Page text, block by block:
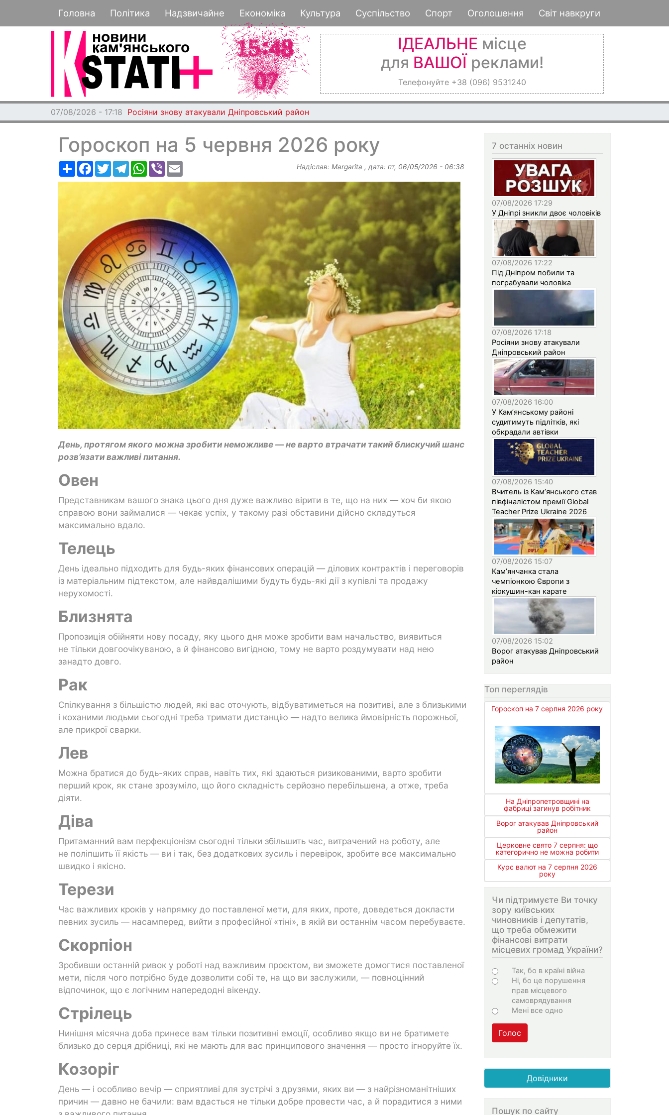
до
основного
Основная навигация
Головна Політика Надзвичайне Економіка Культура Суспільство Спорт Оголошення Світ навкруги
ІДЕАЛЬНЕ місце
для ВАШОЇ реклами!
Телефонуйте +38 (096) 9531240
07/08/2026 - 17:18 Росіяни знову атакували Дніпровський район
Гороскоп на 5 червня 2026 року
РесурсFacebook
TwitterTelegramWhatsApp
Viber Надіслав: Margarita , дата: пт, 06/05/2026 - 06:38
День, протягом якого можна зробити неможливе — не варто втрачати такий блискучий шанс
розв’язати важливі питання.
Овен
Представникам вашого знака цього дня дуже важливо вірити в те, що на них — хоч би якою
справою вони займалися — чекає успіх, у такому разі обставини дійсно складуться
максимально вдало.
Телець
День ідеально підходить для будь-яких фінансових операцій — ділових контрактів і переговорів
із матеріальним підтекстом, але найвдалішими будуть будь-які дії з купівлі та продажу
нерухомості.
Близнята
Пропозиція обійняти нову посаду, яку цього дня може зробити вам начальство, виявиться
не тільки довгоочікуваною, а й фінансово вигідною, тому не варто роздумувати над нею
занадто довго.
Рак
Спілкування з більшістю людей, які вас оточують, відбуватиметься на позитиві, але з близькими
і коханими людьми сьогодні треба тримати дистанцію — надто велика ймовірність порожньої,
але прикрої сварки.
Лев
Можна братися до будь-яких справ, навіть тих, які здаються ризикованими, варто зробити
перший крок, як стане зрозуміло, що його складність серйозно перебільшена, а отже, треба
діяти.
Діва
Притаманний вам перфекціонізм сьогодні тільки збільшить час, витрачений на роботу, але
не поліпшить її якість — ви і так, без додаткових зусиль і перевірок, зробите все максимально
швидко і якісно.
Терези
Час важливих кроків у напрямку до поставленої мети, для яких, проте, доведеться докласти
певних зусиль — насамперед, вийти з професійної «тіні», в якій ви останнім часом перебуваєте.
Скорпіон
Зробивши останній ривок у роботі над важливим проєктом, ви зможете домогтися поставленої
мети, після чого потрібно буде дозволити собі те, на що ви заслужили, — повноцінний
відпочинок, що є логічним напередодні вікенду.
Стрілець
Нинішня місячна доба принесе вам тільки позитивні емоції, особливо якщо ви не братимете
близько до серця дрібниці, які не мають для вас принципового значення — просто ігноруйте їх.
Козоріг
День — і особливо вечір — сприятливі для зустрічі з друзями, яких ви — з найрізноманітніших
причин — давно не бачили: вам вдасться не тільки добре провести час, а й порадитися з ними
7 останніх новин
07/08/2026 17:29
У Дніпрі зникли двоє чоловіків
07/08/2026 17:22
Під Дніпром побили та
пограбували чоловіка
07/08/2026 17:18
Росіяни знову атакували
Дніпровський район
07/08/2026 16:00
У Кам’янському районі
судитимуть підлітків, які
обкрадали автівки
07/08/2026 15:40
Вчитель із Кам’янського став
півфіналістом премії Global
Teacher Prize Ukraine 2026
07/08/2026 15:07
Кам’янчанка стала
чемпіонкою Європи з
кіокушин-кан карате
07/08/2026 15:02
Ворог атакував Дніпровський
район
Топ переглядів
Гороскоп на 7 серпня 2026 року
На Дніпропетровщині на
фабриці загинув робітник
Ворог атакував Дніпровський
район
Церковне свято 7 серпня: що
категорично не можна робити
Курс валют на 7 серпня 2026
року
Чи підтримуєте Ви точку
зору київських
чиновників і депутатів,
що треба обмежити
фінансові витрати
місцевих громад України?
Варіанти
Так, бо в країні війна
Ні, бо це порушення
прав місцевого
самоврядування
Мені все одно
Голос
Довідники
Пошук по сайту